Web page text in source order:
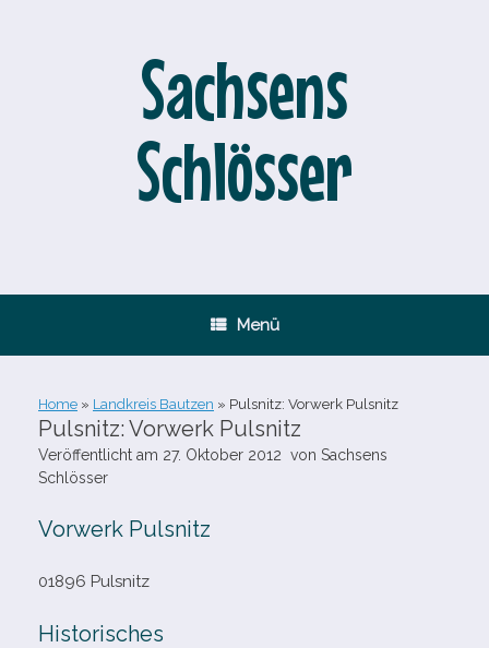
Sachsens
Schlösser
Menü
Home » Landkreis Bautzen » Pulsnitz: Vorwerk Pulsnitz
Pulsnitz: Vorwerk Pulsnitz
Veröffentlicht am 27. Oktober 2012 von Sachsens
Schlösser
Vorwerk Pulsnitz
01896 Pulsnitz
Historisches